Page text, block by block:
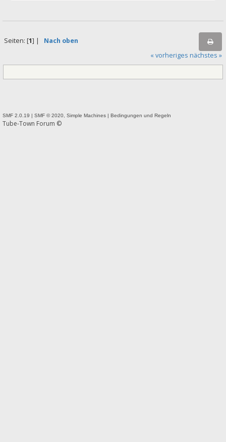
Seiten: [1] | Nach oben
« vorheriges nächstes »
SMF 2.0.19 SMF © 2020, Simple Machines Bedingungen und Regeln
Tube-Town Forum ©